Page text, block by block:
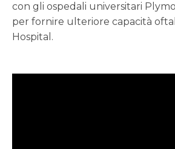
con gli ospedali universitari
per fornire ulteriore capacità
Hospital.